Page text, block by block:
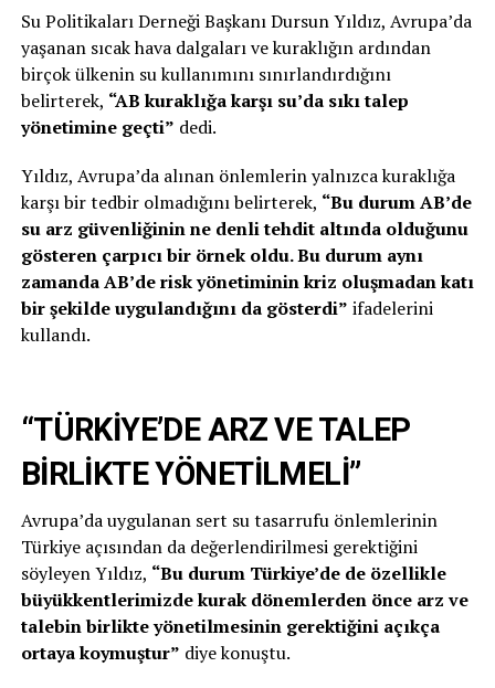
Su Politikaları Derneği Başkanı Dursun Yıldız, Avrupa’da
yaşanan sıcak hava dalgaları ve kuraklığın ardından
birçok ülkenin su kullanımını sınırlandırdığını
belirterek, “AB kuraklığa karşı su’da sıkı talep
yönetimine geçti” dedi.
Yıldız, Avrupa’da alınan önlemlerin yalnızca kuraklığa
karşı bir tedbir olmadığını belirterek, “Bu durum AB’de
su arz güvenliğinin ne denli tehdit altında olduğunu
gösteren çarpıcı bir örnek oldu. Bu durum aynı
zamanda AB’de risk yönetiminin kriz oluşmadan katı
bir şekilde uygulandığını da gösterdi” ifadelerini
kullandı.
“TÜRKİYE’DE ARZ VE TALEP
BİRLİKTE YÖNETİLMELİ”
Avrupa’da uygulanan sert su tasarrufu önlemlerinin
Türkiye açısından da değerlendirilmesi gerektiğini
söyleyen Yıldız, “Bu durum Türkiye’de de özellikle
büyükkentlerimizde kurak dönemlerden önce arz ve
talebin birlikte yönetilmesinin gerektiğini açıkça
ortaya koymuştur” diye konuştu.